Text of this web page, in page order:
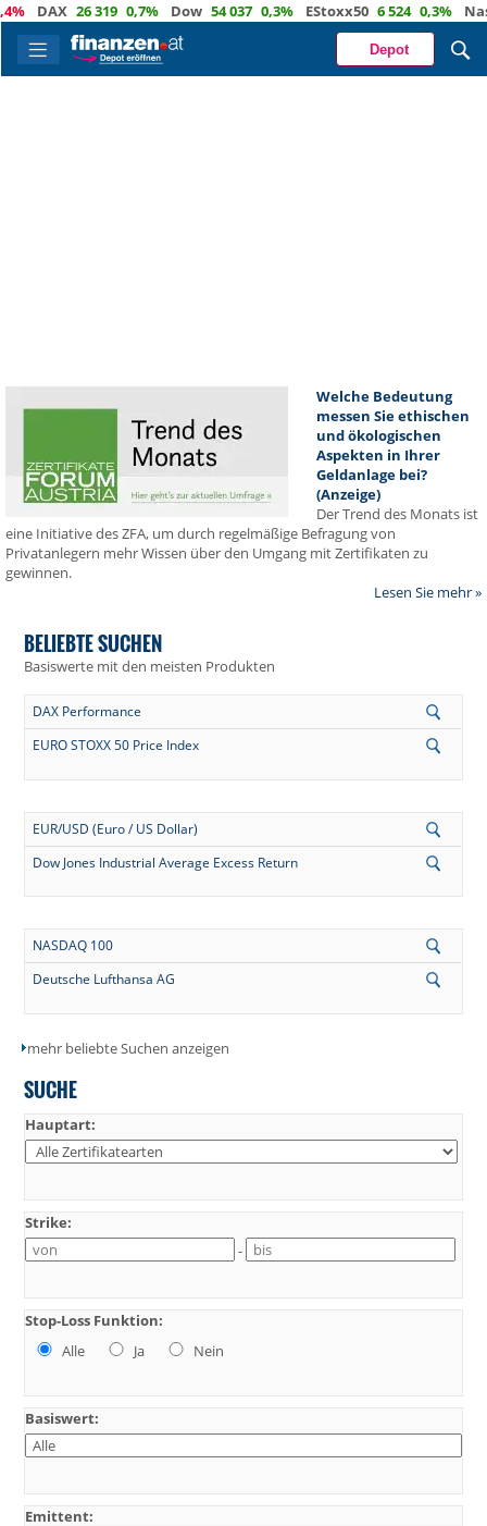
DAX 26 319 0,7% Dow 54 037 0,3% EStoxx50 6 524 0,3%
Depot
Welche Bedeutung
messen Sie ethischen
und ökologischen
Aspekten in Ihrer
Geldanlage bei?
(Anzeige)
Der Trend des Monats ist
eine Initiative des ZFA, um durch regelmäßige Befragung von
Privatanlegern mehr Wissen über den Umgang mit Zertifikaten zu
gewinnen.
Lesen Sie mehr »
BELIEBTE SUCHEN
Basiswerte mit den meisten Produkten
DAX Performance
EURO STOXX 50 Price Index
EUR/USD (Euro / US Dollar)
Dow Jones Industrial Average Excess Return
NASDAQ 100
Deutsche Lufthansa AG
mehr beliebte Suchen anzeigen
SUCHE
Hauptart:
Strike:
-
Stop-Loss Funktion:
Alle
Ja Nein
Basiswert:
Emittent: